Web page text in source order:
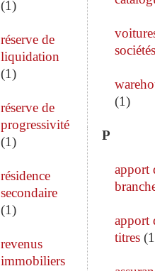
(1)
réserve de
liquidation
(1)
réserve de
progressivité
(1)
résidence
secondaire
(1)
revenus
immobiliers
sociétés
(1)
P
apport
apport
titres(1